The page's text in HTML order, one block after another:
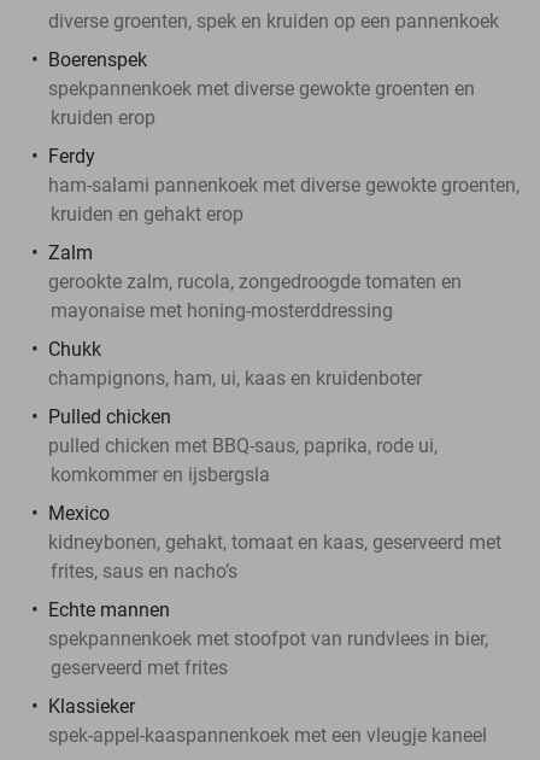
diverse groenten, spek en kruiden op een pannenkoek
Boerenspek
spekpannenkoek met diverse gewokte groenten en
kruiden erop
Ferdy
ham-salami pannenkoek met diverse gewokte groenten,
kruiden en gehakt erop
Zalm
gerookte zalm, rucola, zongedroogde tomaten en
mayonaise met honing-mosterddressing
Chukk
champignons, ham, ui, kaas en kruidenboter
Pulled chicken
pulled chicken met BBQ-saus, paprika, rode ui,
komkommer en ijsbergsla
Mexico
kidneybonen, gehakt, tomaat en kaas, geserveerd met
frites, saus en nacho’s
Echte mannen
spekpannenkoek met stoofpot van rundvlees in bier,
geserveerd met frites
Klassieker
spek-appel-kaaspannenkoek met een vleugje kaneel